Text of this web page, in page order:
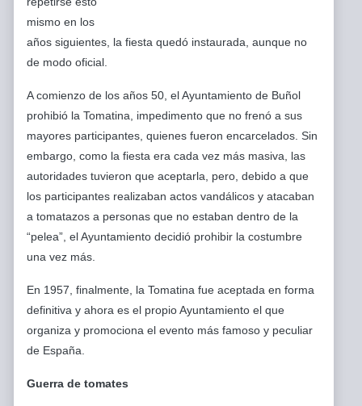
mismo en los
años siguientes, la fiesta quedó instaurada, aunque no
de modo oficial.
A comienzo de los años 50, el Ayuntamiento de Buñol
prohibió la Tomatina, impedimento que no frenó a sus
mayores participantes, quienes fueron encarcelados. Sin
embargo, como la fiesta era cada vez más masiva, las
autoridades tuvieron que aceptarla, pero, debido a que
los participantes realizaban actos vandálicos y atacaban
a tomatazos a personas que no estaban dentro de la
“pelea”, el Ayuntamiento decidió prohibir la costumbre
una vez más.
En 1957, finalmente, la Tomatina fue aceptada en forma
definitiva y ahora es el propio Ayuntamiento el que
organiza y promociona el evento más famoso y peculiar
de España.
Guerra de tomates